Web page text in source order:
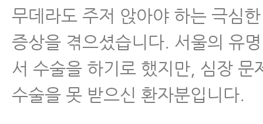
무데라도 주저 앉아야 하는 극심
증상을 겪으셨습니다. 서울의 유
서 수술을 하기로 했지만, 심장 문
수술을 못 받으신 환자분입니다.